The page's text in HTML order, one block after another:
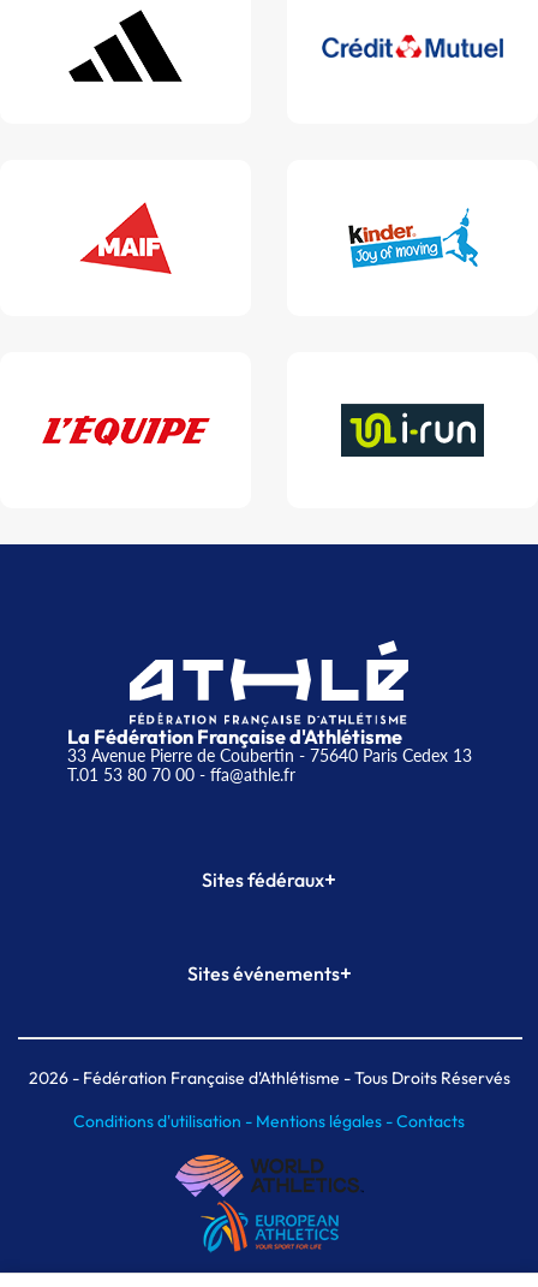
La Fédération Française d'Athlétisme
33 Avenue Pierre de Coubertin - 75640 Paris Cedex 13
T.01 53 80 70 00- ffa@athle.fr
Sites fédéraux+
Plateforme Formation
Sites événements+
Meeting de Paris indoor
MAIF Ekiden de Paris
2026- Fédération Française d'Athlétisme - Tous Droits Réservés
Conditions d'utilisation - Mentions légales -Contacts